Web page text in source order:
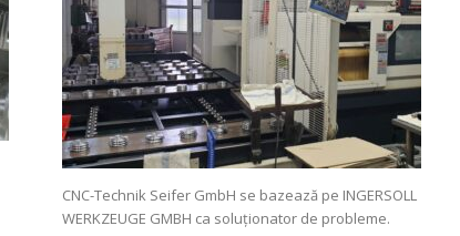
CNC-Technik Seifer GmbH se bazează pe INGERSOLL
WERKZEUGE GMBH ca soluționator de probleme.